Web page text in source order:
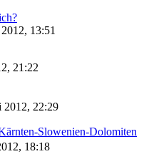
13:51
21:22
22:29
Slowenien-Dolomiten
18:18